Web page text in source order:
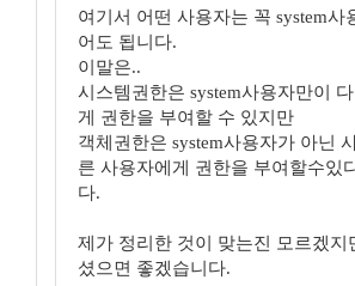
여기서 어떤 사용자는 꼭 system사
어도 됩니다.
이말은..
시스템권한은 system사용자만이
게 권한을 부여할 수 있지만
객체권한은 system사용자가 아닌
른 사용자에게 권한을 부여할수있
다.
제가 정리한 것이 맞는진 모르겠지
셨으면 좋겠습니다.